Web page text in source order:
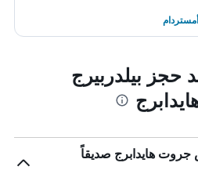
حجز بيلدربيرج
جروت هايدابرج صديقاً